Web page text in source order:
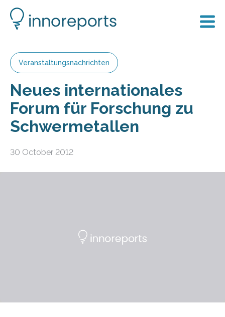
Veranstaltungsnachrichten
Neues internationales
Forum für Forschung zu
Schwermetallen
30 October 2012